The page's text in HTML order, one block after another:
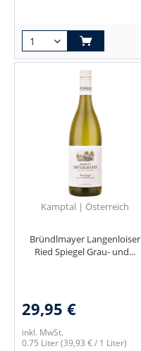
Kamptal | Österreich
Bründlmayer Langenloiser
Ried Spiegel Grau- und...
29,95 €
inkl. MwSt.
0.75 Liter(39,93 € / 1 Liter)